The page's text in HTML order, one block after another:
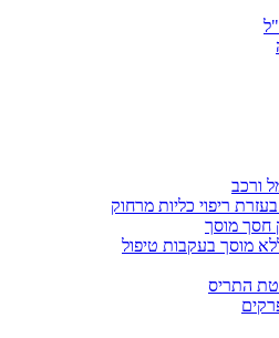
ורכב
ריפוי כליות מרחוק
חסך מוסך
מוסך בעקבות טיפול
התריס